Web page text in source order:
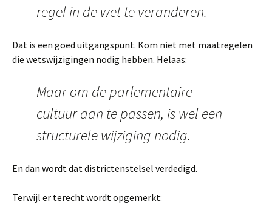
regel in de wet te veranderen.
Dat is een goed uitgangspunt. Kom niet met maatregelen
die wetswijzigingen nodig hebben. Helaas:
Maar om de parlementaire
cultuur aan te passen, is wel een
structurele wijziging nodig.
En dan wordt dat districtenstelsel verdedigd.
Terwijl er terecht wordt opgemerkt: